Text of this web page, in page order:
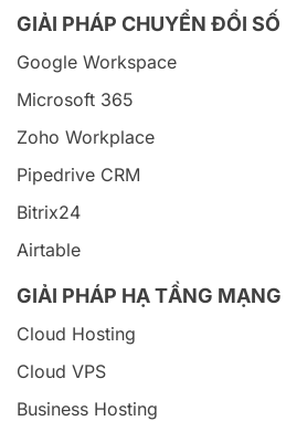
GIẢI PHÁP CHUYỂN ĐỔI SỐ
Google Workspace
Microsoft 365
Zoho Workplace
Pipedrive CRM
Bitrix24
Airtable
GIẢI PHÁP HẠ TẦNG MẠNG
Cloud Hosting
Cloud VPS
Business Hosting